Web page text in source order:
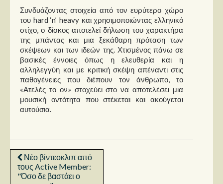
Συνδυάζοντας στοιχεία από τον ευρύτερο χώρο
του hard ‘n’ heavy και χρησιμοποιώντας ελληνικό
στίχο, ο δίσκος αποτελεί δήλωση του χαρακτήρα
της μπάντας και μια ξεκάθαρη πρόταση των
σκέψεων και των ιδεών της. Χτισμένος πάνω σε
βασικές έννοιες όπως η ελευθερία και η
αλληλεγγύη και με κριτική σκέψη απέναντι στις
παθογένειες που διέπουν τον άνθρωπο, το
«Ατελές το ον» στοχεύει στο να αποτελέσει μια
μουσική οντότητα που στέκεται και ακούγεται
αυτούσια.
Νέο βίντεοκλιπ από
τους Active Member:
"Όσο δε βαστάει ο